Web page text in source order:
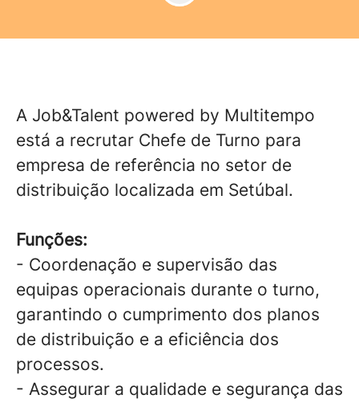
A Job&Talent powered by Multitempo
está a recrutar Chefe de Turno para
empresa de referência no setor de
distribuição localizada em Setúbal.
Funções:
- Coordenação e supervisão das
equipas operacionais durante o turno,
garantindo o cumprimento dos planos
de distribuição e a eficiência dos
processos.
- Assegurar a qualidade e segurança das